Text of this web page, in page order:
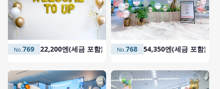
769 22,200엔(세금 포함) 768 54,350엔(세금 포함)